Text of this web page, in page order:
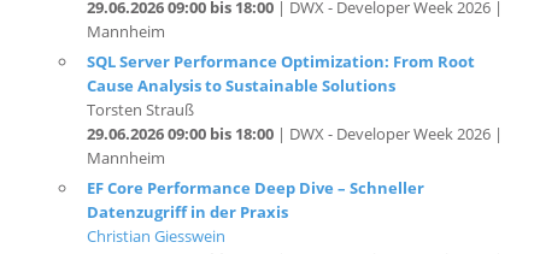
SQL Server Performance Optimization: From Root
Cause Analysis to Sustainable Solutions
Torsten Strauß
29.06.2026 09:00 bis 18:00| DWX - Developer Week 2026 |
Mannheim
EF Core Performance Deep Dive – Schneller
Datenzugriff in der Praxis
Christian Giesswein
29.06.2026 09:00 bis 13:00| DWX - Developer Week 2026 |
Mannheim